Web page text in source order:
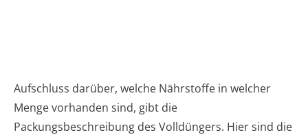
Aufschluss darüber, welche Nährstoffe in welcher
Menge vorhanden sind, gibt die
Packungsbeschreibung des Volldüngers. Hier sind die